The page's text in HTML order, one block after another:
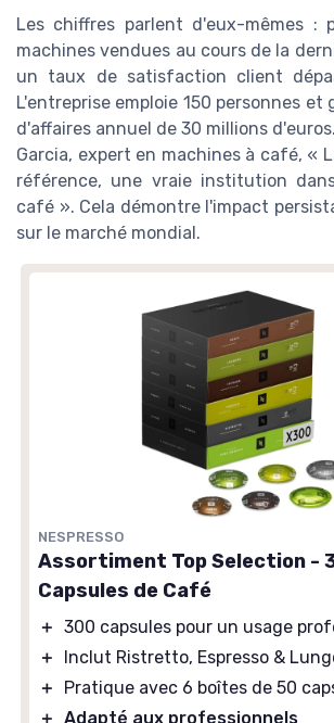
Les chiffres parlent d'eux-mêmes :
machines vendues au cours de la
un taux de satisfaction client
L'entreprise emploie 150 personnes
d'affaires annuel de 30 millions
Garcia, expert en machines à café, «
référence, une vraie institution
café ». Cela démontre l'impact
sur le marché mondial.
NESPRESSO
Assortiment Top Selection -
Capsules de Café
＋ 300 capsules pour un usage
＋
Inclut Ristretto, Espresso &
＋
Pratique avec 6 boîtes de 50
＋ Adapté aux professionnels